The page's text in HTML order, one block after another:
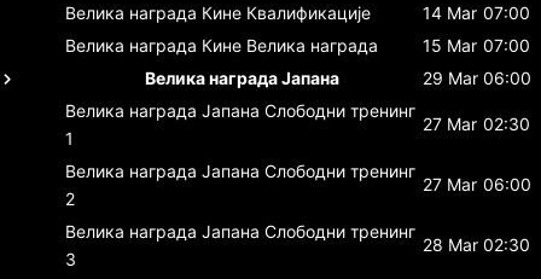
Велика награда Кине Квалификације 14 Mar 07:00
Велика награда Кине Велика награда 15 Mar 07:00
Велика награда Јапана
29 Mar 06:00
Велика награда Јапана Слободни тренинг
1
27 Mar 02:30
Велика награда Јапана Слободни тренинг
2
27 Mar 06:00
Велика награда Јапана Слободни тренинг
3
28 Mar 02:30